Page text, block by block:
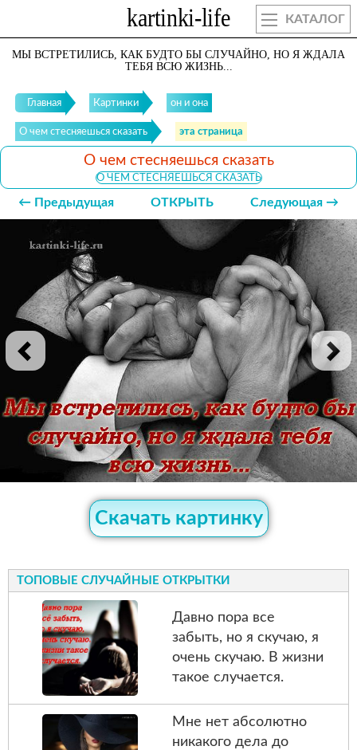
КАТАЛОГ
МЫ ВСТРЕТИЛИСЬ, КАК БУДТО БЫ СЛУЧАЙНО, НО Я ЖДАЛА
ТЕБЯ ВСЮ ЖИЗНЬ...
Главная Картинки он и она
О чем стесняешься сказать эта страница
О чем стесняешься сказать
О ЧЕМ СТЕСНЯЕШЬСЯ СКАЗАТЬ
← Предыдущая ОТКРЫТЬ Следующая →
Скачать картинку
ТОПОВЫЕ СЛУЧАЙНЫЕ ОТКРЫТКИ
Давно пора все
забыть, но я скучаю, я
очень скучаю. В жизни
такое случается.
Мне нет абсолютно
никакого дела до